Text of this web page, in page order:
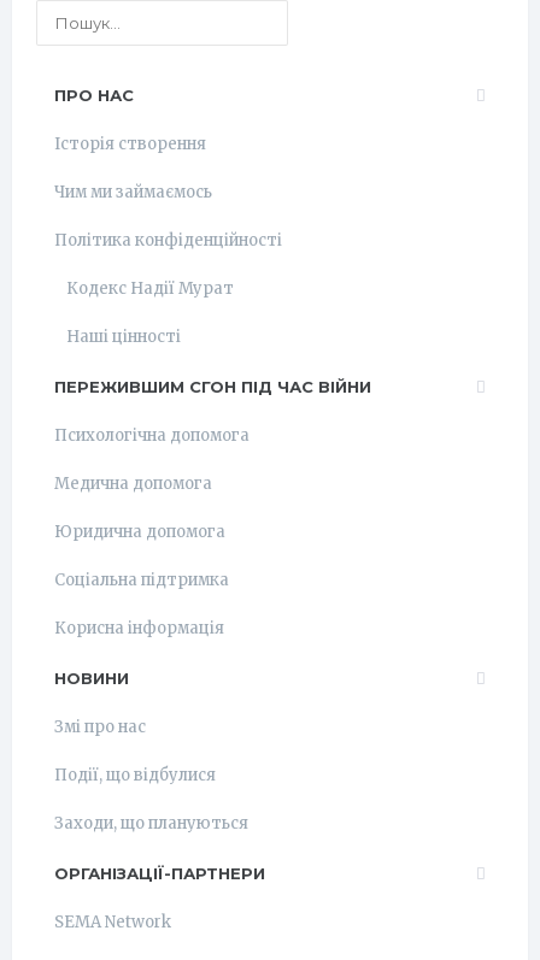
ПРО НАС
Історія створення
Чим ми займаємось
Політика конфіденційності
Кодекс Надії Мурат
Наші цінності
ПЕРЕЖИВШИМ СГОН ПІД ЧАС ВІЙНИ
Психологічна допомога
Медична допомога
Юридична допомога
Соціальна підтримка
Корисна інформація
НОВИНИ
Змі про нас
Події, що відбулися
Заходи, що плануються
ОРГАНІЗАЦІЇ-ПАРТНЕРИ
SEMA Network